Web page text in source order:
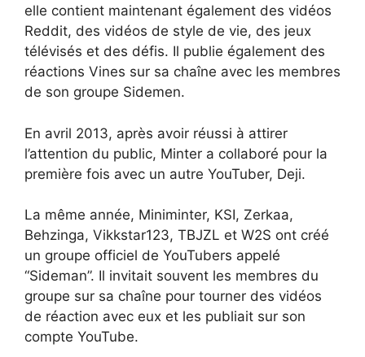
elle contient maintenant également des vidéos
Reddit, des vidéos de style de vie, des jeux
télévisés et des défis. Il publie également des
réactions Vines sur sa chaîne avec les membres
de son groupe Sidemen.
En avril 2013, après avoir réussi à attirer
l’attention du public, Minter a collaboré pour la
première fois avec un autre YouTuber, Deji.
La même année, Miniminter, KSI, Zerkaa,
Behzinga, Vikkstar123, TBJZL et W2S ont créé
un groupe officiel de YouTubers appelé
“Sideman”. Il invitait souvent les membres du
groupe sur sa chaîne pour tourner des vidéos
de réaction avec eux et les publiait sur son
compte YouTube.